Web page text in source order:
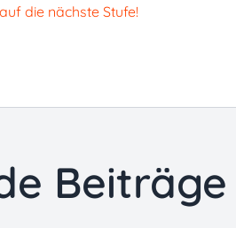
die nächste Stufe!
Beiträge